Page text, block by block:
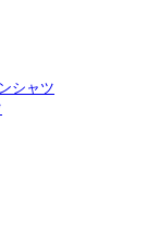
シャツ